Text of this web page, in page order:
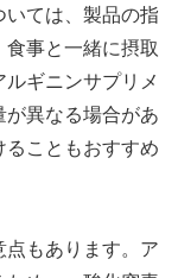
いては、製品の指
事と一緒に摂取
ギニンサプリメ
が異なる場合があ
ることもおすすめ
点もあります。ア